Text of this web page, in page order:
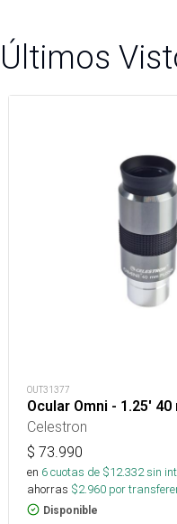
Últimos
OUT31377
Ocular Omni - 1.25' 40
Celestron
$ 73.990
en 6cuotas de $12.332sin
ahorras $2.960 por
Disponible